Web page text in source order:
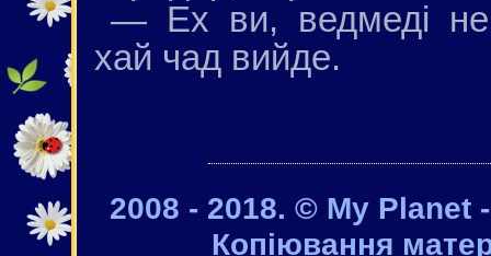
— Ех ви, ведмеді
хай чад вийде.
2008 - 2018. © My Planet
Копіювання